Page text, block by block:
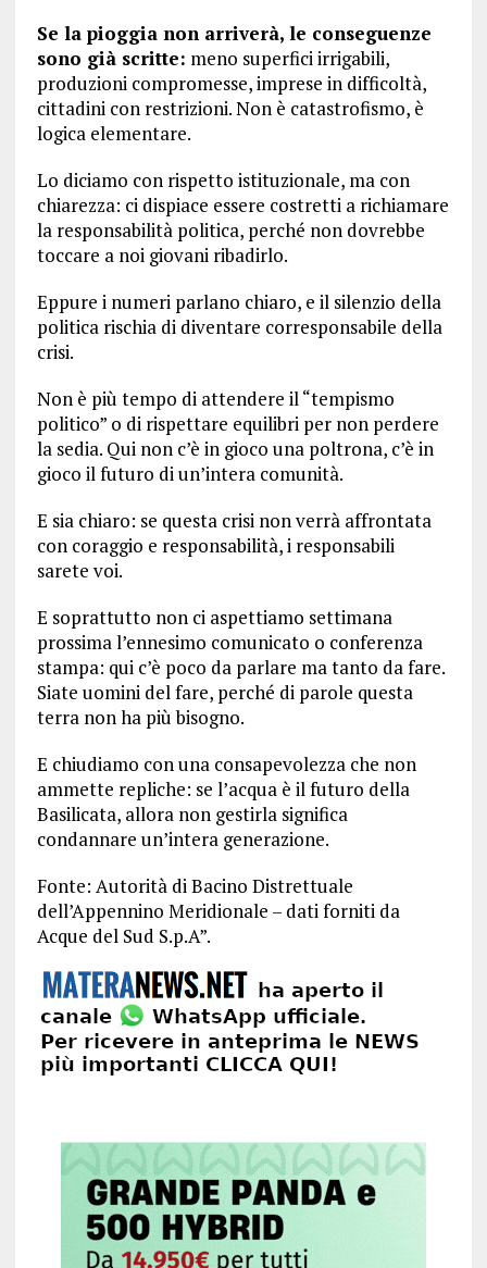
Se la pioggia non arriverà, le conseguenze
sono già scritte: meno superfici irrigabili,
produzioni compromesse, imprese in difficoltà,
cittadini con restrizioni. Non è catastrofismo, è
logica elementare.
Lo diciamo con rispetto istituzionale, ma con
chiarezza: ci dispiace essere costretti a richiamare
la responsabilità politica, perché non dovrebbe
toccare a noi giovani ribadirlo.
Eppure i numeri parlano chiaro, e il silenzio della
politica rischia di diventare corresponsabile della
crisi.
Non è più tempo di attendere il “tempismo
politico” o di rispettare equilibri per non perdere
la sedia. Qui non c’è in gioco una poltrona, c’è in
gioco il futuro di un’intera comunità.
E sia chiaro: se questa crisi non verrà affrontata
con coraggio e responsabilità, i responsabili
sarete voi.
E soprattutto non ci aspettiamo settimana
prossima l’ennesimo comunicato o conferenza
stampa: qui c’è poco da parlare ma tanto da fare.
Siate uomini del fare, perché di parole questa
terra non ha più bisogno.
E chiudiamo con una consapevolezza che non
ammette repliche: se l’acqua è il futuro della
Basilicata, allora non gestirla significa
condannare un’intera generazione.
Fonte: Autorità di Bacino Distrettuale
dell’Appennino Meridionale – dati forniti da
Acque del Sud S.p.A”.